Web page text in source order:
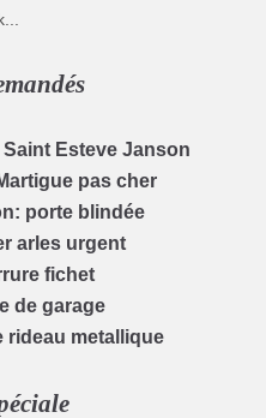
Esteve Janson
pas cher
porte blindée
arles urgent
fichet
de garage
rideau metallique